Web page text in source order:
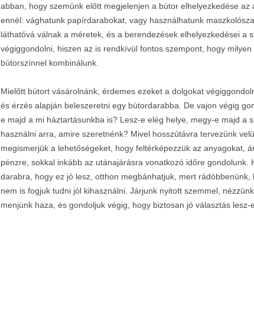
abban, hogy szemünk előtt megjelenjen a bútor elhelyezkedése
ennél: vághatunk papírdarabokat, vagy használhatunk
láthatóvá válnak a méretek, és a berendezések elhelyezkedései a
végiggondolni, hiszen az is rendkívül fontos szempont, hogy
bútorszínnel kombinálunk.
Mielőtt bútort vásárolnánk, érdemes ezeket a dolgokat
és érzés alapján beleszeretni egy bútordarabba. De vajon végig
e majd a mi háztartásunkba is? Lesz-e elég helye, megy-e majd a
használni arra, amire szeretnénk? Mivel hosszútávra tervezünk
megismerjük a lehetőségeket, hogy feltérképezzük az anyagokat,
pénzre, sokkal inkább az utánajárásra vonatkozó időre gondolunk.
darabra, hogy ez jó lesz, otthon megbánhatjuk, mert rádöbbenünk,
nem is fogjuk tudni jól kihasználni. Járjunk nyitott szemmel,
menjünk haza, és gondoljuk végig, hogy biztosan jó választás lesz-